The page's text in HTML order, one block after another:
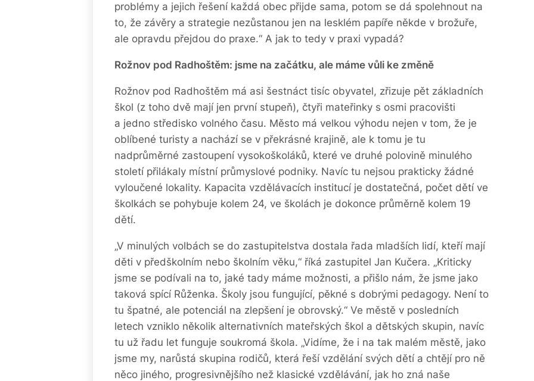
problémy a jejich řešení každá obec přijde sama, potom se dá spolehnout na
to, že závěry a strategie nezůstanou jen na lesklém papíře někde v brožuře,
ale opravdu přejdou do praxe.“ A jak to tedy v praxi vypadá?
Rožnov pod Radhoštěm: jsme na začátku, ale máme vůli ke změně
Rožnov pod Radhoštěm má asi šestnáct tisíc obyvatel, zřizuje pět základních
škol (z toho dvě mají jen první stupeň), čtyři mateřinky s osmi pracovišti
a jedno středisko volného času. Město má velkou výhodu nejen v tom, že je
oblíbené turisty a nachází se v překrásné krajině, ale k tomu je tu
nadprůměrné zastoupení vysokoškoláků, které ve druhé polovině minulého
století přilákaly místní průmyslové podniky. Navíc tu nejsou prakticky žádné
vyloučené lokality. Kapacita vzdělávacích institucí je dostatečná, počet dětí ve
školkách se pohybuje kolem 24, ve školách je dokonce průměrně kolem 19
dětí.
„V minulých volbách se do zastupitelstva dostala řada mladších lidí, kteří mají
děti v předškolním nebo školním věku,“ říká zastupitel Jan Kučera. „Kriticky
jsme se podívali na to, jaké tady máme možnosti, a přišlo nám, že jsme jako
taková spící Růženka. Školy jsou fungující, pěkné s dobrými pedagogy. Není to
tu špatné, ale potenciál na zlepšení je obrovský.“ Ve městě v posledních
letech vzniklo několik alternativních mateřských škol a dětských skupin, navíc
tu už řadu let funguje soukromá škola. „Vidíme, že i na tak malém městě, jako
jsme my, narůstá skupina rodičů, která řeší vzdělání svých dětí a chtějí pro ně
něco jiného, progresivnějšího než klasické vzdělávání, jak ho zná naše